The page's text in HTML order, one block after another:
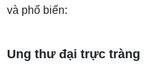
và phổ biến:
Ung thư đại trực tràng